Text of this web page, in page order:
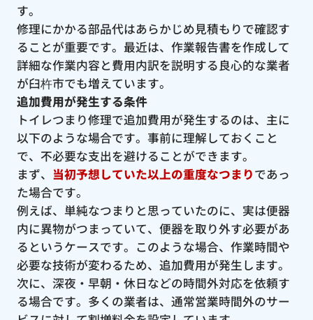
す。
修理にかかる部品代はあらかじめ見積もりで確認す
ることが重要です。最近は、作業報告書を作成して
詳細な作業内容と費用内訳を説明する良心的な業者
が臼杵市でも増えています。
追加費用が発生する条件
トイレつまり修理で追加費用が発生するのは、主に
以下のような場合です。事前に理解しておくこと
で、不必要な支出を避けることができます。
まず、 当初予想していた以上の重度なつまりであっ
た場合です。
例えば、単純なつまりと思っていたのに、実は便器
内に異物がつまっていて、便器を取り外す必要があ
るというケースです。このような場合、作業時間や
必要な技術が変わるため、追加費用が発生します。
次に、深夜・早朝・休日などの時間外対応を依頼す
る場合です。多くの業者は、通常営業時間外のサー